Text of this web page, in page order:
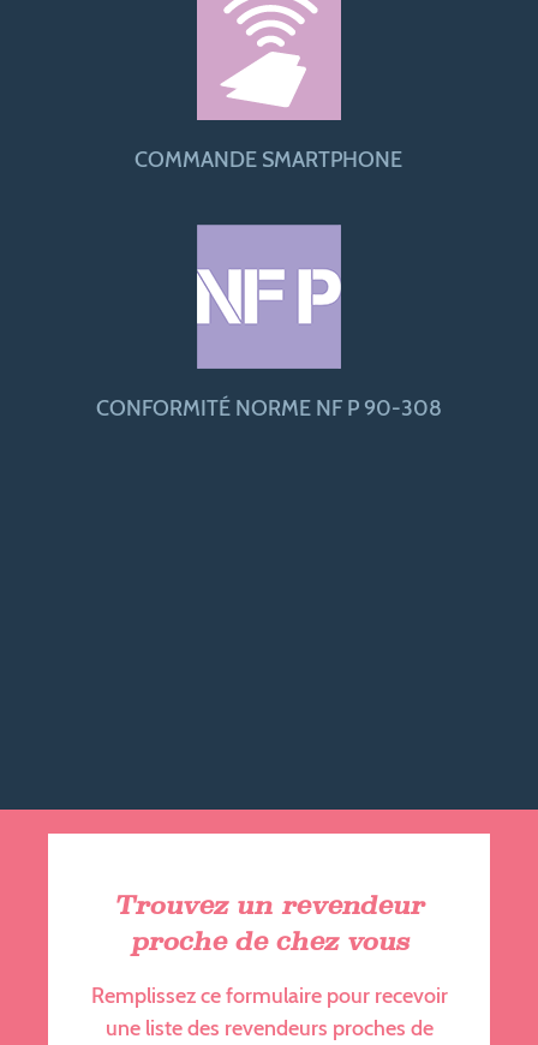
COMMANDE SMARTPHONE
CONFORMITÉ NORME NF P 90-308
Trouvez un revendeur
proche de chez vous
Remplissez ce formulaire pour recevoir
une liste des revendeurs proches de